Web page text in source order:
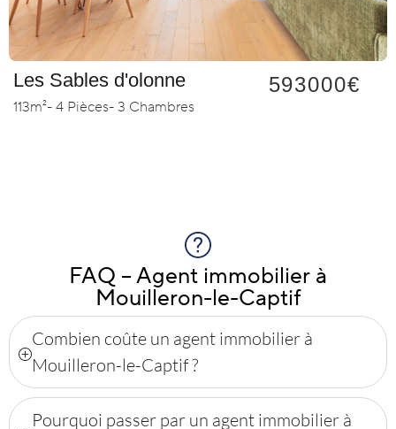
Les Sables d'olonne 593000€
113m²- 4 Pièces- 3 Chambres
FAQ – Agent immobilier à
Mouilleron-le-Captif
Combien coûte un agent immobilier à
Mouilleron-le-Captif ?
Pourquoi passer par un agent immobilier à